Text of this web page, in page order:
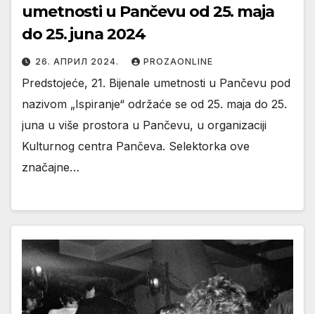
umetnosti u Pančevu od 25. maja
do 25. juna 2024
26. АПРИЛ 2024. PROZAONLINE
Predstojeće, 21. Bijenale umetnosti u Pančevu pod
nazivom „Ispiranje“ održaće se od 25. maja do 25.
juna u više prostora u Pančevu, u organizaciji
Kulturnog centra Pančeva. Selektorka ove
značajne…